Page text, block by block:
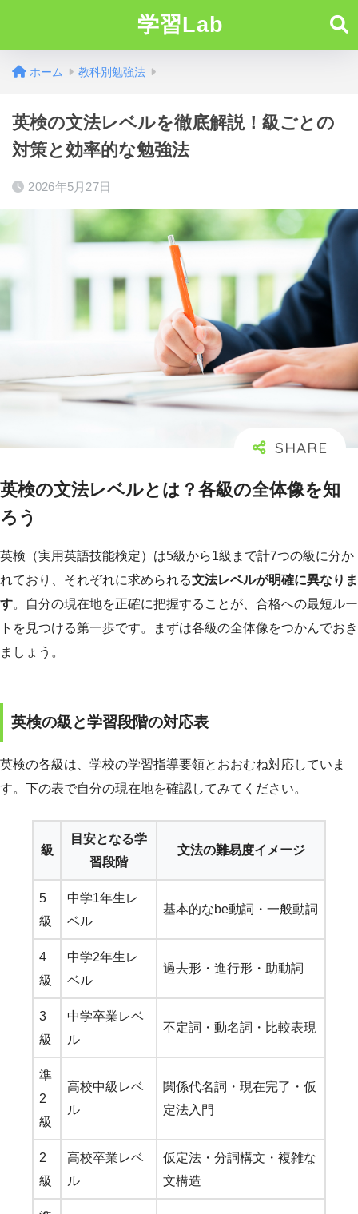
学習Lab
ホーム 教科別勉強法
英検の文法レベルを徹底解説！級ごとの
対策と効率的な勉強法
2026年5月27日
英検の文法レベルとは？各級の全体像を知
ろう
英検（実用英語技能検定）は5級から1級まで計7つの級に分か
れており、それぞれに求められる文法レベルが明確に異なりま
す。自分の現在地を正確に把握することが、合格への最短ルー
トを見つける第一歩です。まずは各級の全体像をつかんでおき
ましょう。
英検の級と学習段階の対応表
英検の各級は、学校の学習指導要領とおおむね対応していま
す。下の表で自分の現在地を確認してみてください。
級
目安となる学
習段階
文法の難易度イメージ
5
級
中学1年生レ
ベル
基本的なbe動詞・一般動詞
4
級
中学2年生レ
ベル
過去形・進行形・助動詞
3
級
中学卒業レベ
ル
不定詞・動名詞・比較表現
準
2
級
高校中級レベ
ル
関係代名詞・現在完了・仮
定法入門
2
級
高校卒業レベ
ル
仮定法・分詞構文・複雑な
文構造